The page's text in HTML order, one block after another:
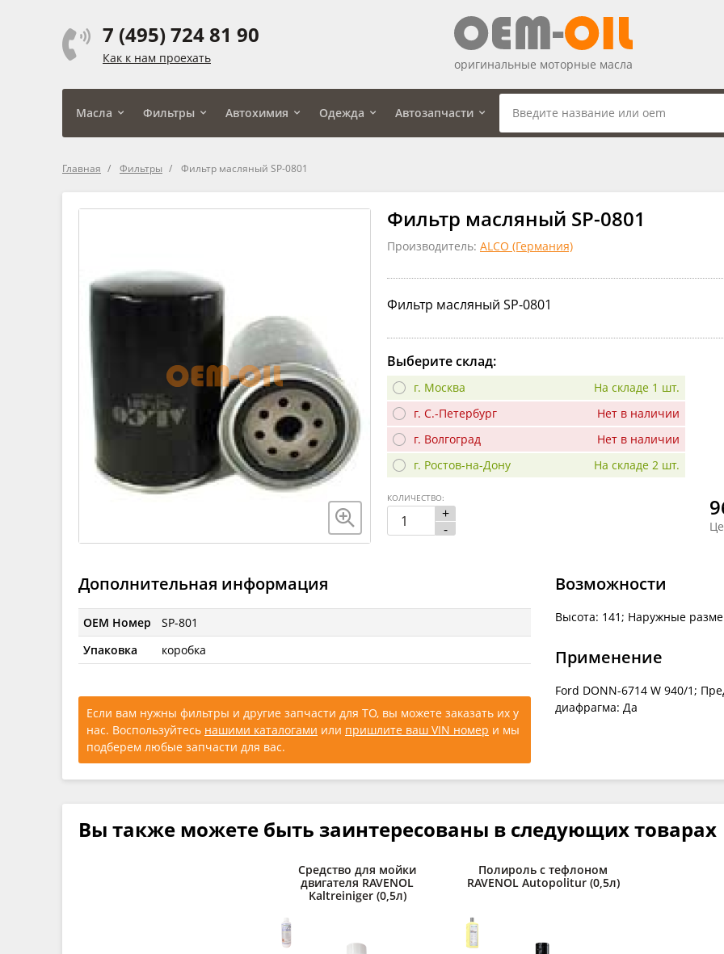
7 (495) 724 81 90
Как к нам проехать оригинальные моторные масла
Масла Фильтры Автохимия Одежда Автозапчасти
Главная Фильтры Фильтр масляный SP-0801
Фильтр масляный SP-0801
Производитель: ALCO (Германия)
Фильтр масляный SP-0801
Выберите склад:
г. Москва
На складе 1 шт.
г. С.-Петербург
Нет в наличии
г. Волгоград
Нет в наличии
г. Ростов-на-Дону
На складе 2 шт.
+
-
КОЛИЧЕСТВО:
Дополнительная информация
OEM Номер
SP-801
Упаковка
коробка
Если вам нужны фильтры и другие запчасти для ТО, вы можете заказать их у
нас. Воспользуйтесь нашими каталогами или пришлите ваш VIN номер и мы
подберем любые запчасти для вас.
Возможности
Высота: 141; Наружные
Применение
Ford DONN-6714 W 940/1;
диафрагма: Да
Вы также можете быть заинтересованы в следующих товарах
Средство для мойки
двигателя RAVENOL
Kaltreiniger (0,5л)
Полироль с тефлоном
RAVENOL Autopolitur (0,5л)